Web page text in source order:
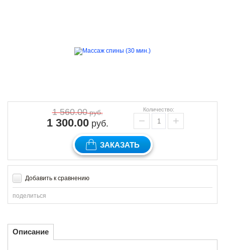
1 560.00руб.
1 300.00руб.
Количество:
− +
ЗАКАЗАТЬ
Добавить к сравнению
поделиться
Описание